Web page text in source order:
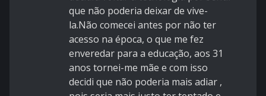
que não poderia deixar de vive-
la.Não comecei antes por não ter
acesso na época, o que me fez
enveredar para a educação, aos 31
anos tornei-me mãe e com isso
decidi que não poderia mais adiar ,